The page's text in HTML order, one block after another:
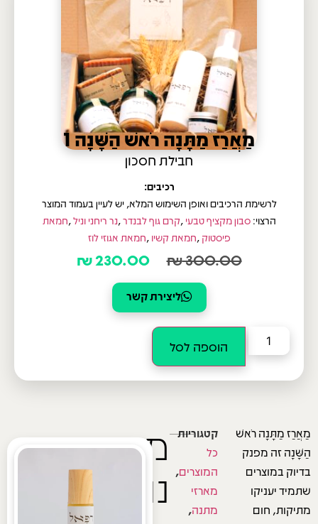
מַאֲרַז מַתָּנָה רֹאשׁ
הַשָּׁנָה זה מפנק
בדיוק במוצרים
שתמיד יעניקו
מתיקות, חום
קטגוריות
כל
המוצרים,
מארזי
מתנה,
מוצרים
נוספים
מַאֲרַז מַתָּנָה רֹאשׁ הַשָּׁנָה 1
חבילת חסכון
רכיבים:
לרשימת הרכיבים ואופן השימוש המלא, יש לעיין בעמוד המוצר
הרצוי:סבון מקציף טבעי ,קרם גוף לבנדר,נר ריחני וניל,חמאת
פיסטוק ,חמאת קשיו ,חמאת אגוזי לוז
₪300.00
₪230.00
ליצירת קשר
הוספה לסל